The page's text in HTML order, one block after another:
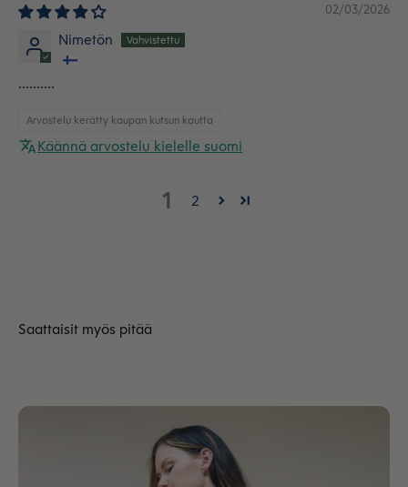
02/03/2026
Nimetön
..........
Arvostelu kerätty kaupan kutsun kautta
Käännä arvostelu kielelle suomi
1 2